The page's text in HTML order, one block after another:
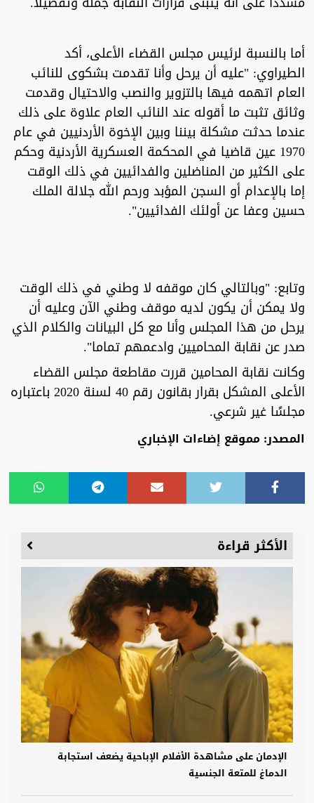
أما بالنسبة لرئيس مجلس القضاء الأعلى، أكد
الطيراوي: "عليه أن يرحل وأنا تقدمت بشكوى للنائب
العام اتهمه فيها بالتزوير والنصب والاحتيال وقدمت
وثائق تثبت ما أقوله عند النائب العام علاوة على ذلك
عندما حدثت مشكلة بيننا وبين الإخوة الأردنيين في عام
1970 عين قاضيا في المحكمة العسكرية الأردنية وحكم
على الكثير من المناضلين والفدائيين في ذلك الوقت
إما بالإعدام أو السجن المؤبد ورحم الله جلالة الملك
حسين وعفا عن أولئك الفدائيين".
وتابع: "وبالتالي كان موقفه لا وطني في ذلك الوقت
ولا يمكن أن يكون لديه موقف وطني الآن وعليه أن
يرحل من هذا المجلس وأنا مع كل البيانات والكلام الذي
صدر عن نقابة المحاميين وادعمهم تماما".
وكانت نقابة المحامين قررت مقاطعة مجلس القضاء
الأعلى المشكل بقرار بقانون رقم 40 لسنة 2020 باعتباره
مجلسًا غير شرعي.
المصدر: مموقع إضاءات الإخباري
الأكثر قراءة
الإدمان على مشاهدة الأفلام الإباحية يضعف استجابة
الدماغ للمتعة الجنسية